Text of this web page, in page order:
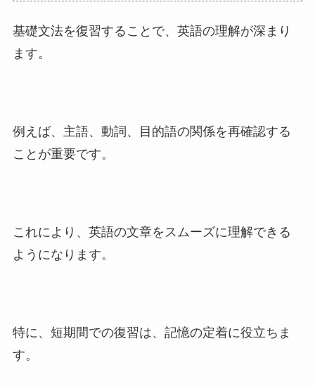
基礎文法を復習することで、英語の理解が深まり
ます。
例えば、主語、動詞、目的語の関係を再確認する
ことが重要です。
これにより、英語の文章をスムーズに理解できる
ようになります。
特に、短期間での復習は、記憶の定着に役立ちま
す。